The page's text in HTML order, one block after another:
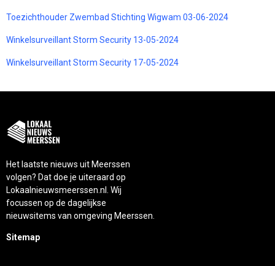
Toezichthouder Zwembad Stichting Wigwam 03-06-2024
Winkelsurveillant Storm Security 13-05-2024
Winkelsurveillant Storm Security 17-05-2024
Het laatste nieuws uit Meerssen
volgen? Dat doe je uiteraard op
Lokaalnieuwsmeerssen.nl. Wij
focussen op de dagelijkse
nieuwsitems van omgeving Meerssen.
Sitemap